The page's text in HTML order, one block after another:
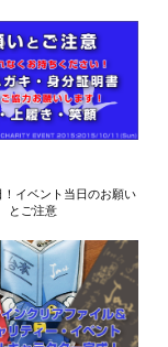
！イベント当日のお願い
とご注意